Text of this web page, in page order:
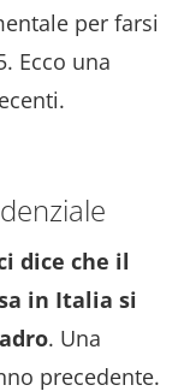
per farsi
Ecco una
dice che il
in Italia si
. Una
precedente.